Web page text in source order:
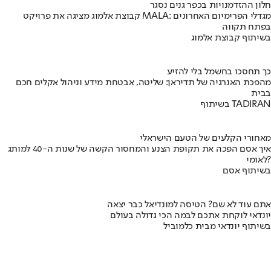
חלון ההזדמנויות בכפר גנים נסגר
קבוצת אלמוג מציגה את פרויקט MALA: מגדלי הפרימיום האחרונים
בפתח תקווה
בשיתוף קבוצת אלמוג
כך תחסכו בחשמל בלי להזיע
מהפכת האנרגיה של תדיראן: שליטה, אבטחת מידע וניהול אקלים חכם
בבית
בשיתוף TADIRAN
מאחורי הקלעים של הטעם הישראלי
איך אסם הפכה את תקופת הצנע והמחסור הקשה של שנות ה-40 למותג
לאומי?
בשיתוף אסם
אתם עוד לא שם? הטיסה למונדיאל כבר יצאה
יונדאי לוקחת אתכם לבמה הכי גדולה בעולם
בשיתוף יונדאי מבית כלמוביל